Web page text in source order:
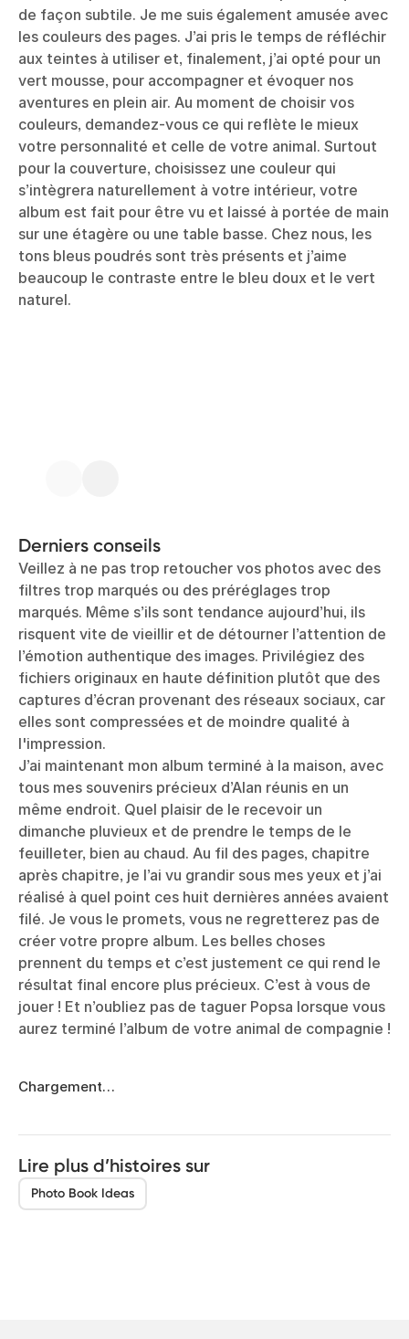
de façon subtile. Je me suis également amusée avec
les couleurs des pages. J’ai pris le temps de réfléchir
aux teintes à utiliser et, finalement, j’ai opté pour un
vert mousse, pour accompagner et évoquer nos
aventures en plein air. Au moment de choisir vos
couleurs, demandez-vous ce qui reflète le mieux
votre personnalité et celle de votre animal. Surtout
pour la couverture, choisissez une couleur qui
s’intègrera naturellement à votre intérieur, votre
album est fait pour être vu et laissé à portée de main
sur une étagère ou une table basse. Chez nous, les
tons bleus poudrés sont très présents et j’aime
beaucoup le contraste entre le bleu doux et le vert
naturel.
Derniers conseils
Veillez à ne pas trop retoucher vos photos avec des
filtres trop marqués ou des préréglages trop
marqués. Même s’ils sont tendance aujourd’hui, ils
risquent vite de vieillir et de détourner l’attention de
l’émotion authentique des images. Privilégiez des
fichiers originaux en haute définition plutôt que des
captures d’écran provenant des réseaux sociaux, car
elles sont compressées et de moindre qualité à
l'impression.
J’ai maintenant mon album terminé à la maison, avec
tous mes souvenirs précieux d’Alan réunis en un
même endroit. Quel plaisir de le recevoir un
dimanche pluvieux et de prendre le temps de le
feuilleter, bien au chaud. Au fil des pages, chapitre
après chapitre, je l’ai vu grandir sous mes yeux et j’ai
réalisé à quel point ces huit dernières années avaient
filé. Je vous le promets, vous ne regretterez pas de
créer votre propre album. Les belles choses
prennent du temps et c’est justement ce qui rend le
résultat final encore plus précieux. C’est à vous de
jouer ! Et n’oubliez pas de taguer Popsa lorsque vous
aurez terminé l’album de votre animal de compagnie !
Chargement…
Lire plus d’histoires sur
Photo Book Ideas